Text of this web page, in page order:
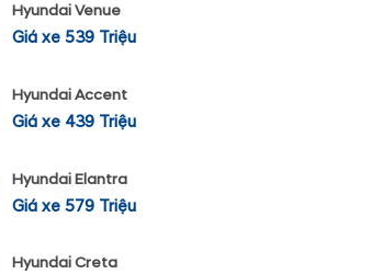
Hyundai Venue
Giá xe 539 Triệu
Hyundai Accent
Giá xe 439 Triệu
Hyundai Elantra
Giá xe 579 Triệu
Hyundai Creta